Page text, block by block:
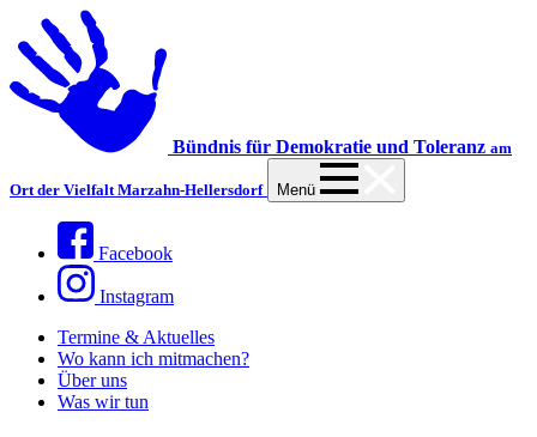
Bündnis für Demokratie und Toleranz am
Ort der Vielfalt Marzahn-Hellersdorf Menü
Facebook
Instagram
Termine & Aktuelles
Wo kann ich mitmachen?
Über uns
Was wir tun